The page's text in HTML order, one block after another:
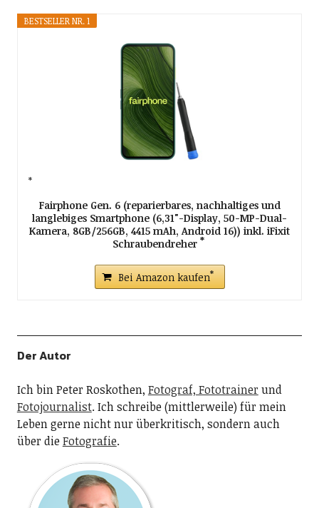
BESTSELLER NR. 1
Fairphone Gen. 6 (reparierbares, nachhaltiges und
langlebiges Smartphone (6,31"-Display, 50-MP-Dual-
Kamera, 8GB/256GB, 4415 mAh, Android 16)) inkl. iFixit
Schraubendreher
Bei Amazon kaufen
Der Autor
Ich bin Peter Roskothen, Fotograf, Fototrainer und
Fotojournalist. Ich schreibe (mittlerweile) für mein
Leben gerne nicht nur überkritisch, sondern auch
über dieFotografie.